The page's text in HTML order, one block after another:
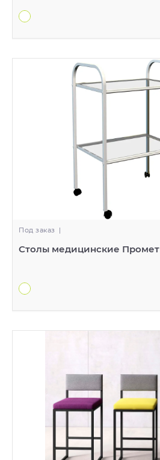
Под заказ |
Столы медицинские Промет